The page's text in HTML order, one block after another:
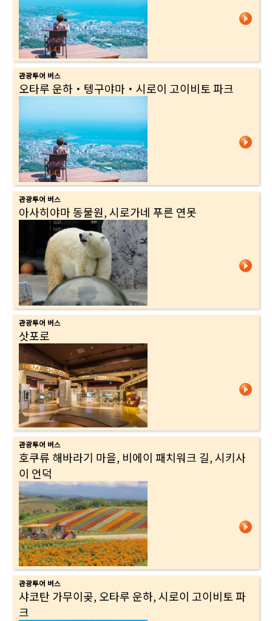
관광투어 버스
오타루 운하・텡구야마・시로이 고이비토 파크
관광투어 버스
아사히야마 동물원, 시로가네 푸른 연못
관광투어 버스
삿포로
관광투어 버스
호쿠류 해바라기 마을, 비에이 패치워크 길, 시키사
이 언덕
관광투어 버스
샤코탄 가무이곶, 오타루 운하, 시로이 고이비토 파
크